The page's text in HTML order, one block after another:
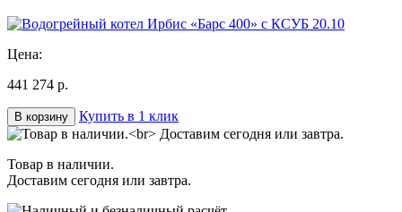
Цена:
441 274 р.
В корзину Купить в 1 клик
Товар в наличии.
Доставим сегодня или завтра.